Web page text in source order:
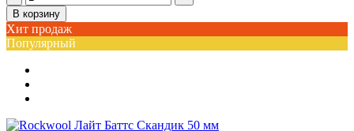
В корзину
Хит продаж
Популярный